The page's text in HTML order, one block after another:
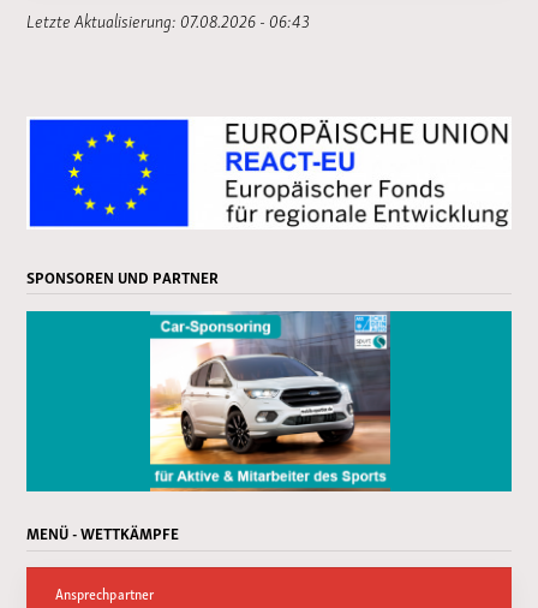
Letzte Aktualisierung: 07.08.2026 - 06:43
SPONSOREN UND PARTNER
MENÜ - WETTKÄMPFE
Ansprechpartner